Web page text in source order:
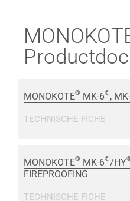
MONOKOTE® MK-6®,
TECHNISCHE FICHE
MONOKOTE® MK-6®/HY
FIREPROOFING
TECHNISCHE FICHE